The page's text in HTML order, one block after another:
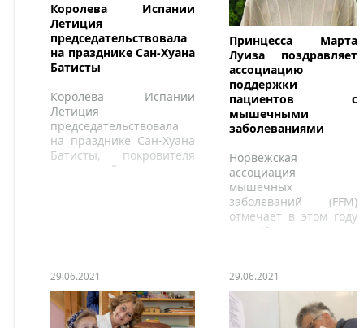
Королева Испании
Летиция
председательствовала
на празднике Сан-Хуана
Батисты
Королева Испании
Летиция
председательствовала
на празднике Сан-Хуана
Батисты, покровителя
мадридской
Принцесса Марта
Луиза поздравляет
ассоциацию
поддержки
пациентов с
мышечными
заболеваниями
Норвежская
ассоциация
мышечных
заболеваний (FFM)
отмечает в этом году
свое 40-летие.
29.06.2021 29.06.2021